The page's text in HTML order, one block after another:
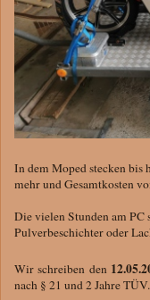
In dem Moped stecken bis
mehr und Gesamtkosten
Die vielen Stunden am PC
Pulverbeschichter oder
Wir schreiben den
nach § 21 und 2 Jahre